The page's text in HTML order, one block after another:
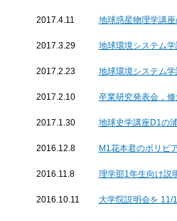
2017.4.11 地球惑星物理学講
2017.3.29 地球環境システム
2017.2.23 地球環境システム
2017.2.10 卒業研究発表会，
2017.1.30 地球史学講座D1の
2016.12.8 M1花本君のボリビ
2016.11.8 理学部1年生向け説
2016.10.11 大学院説明会を 11/